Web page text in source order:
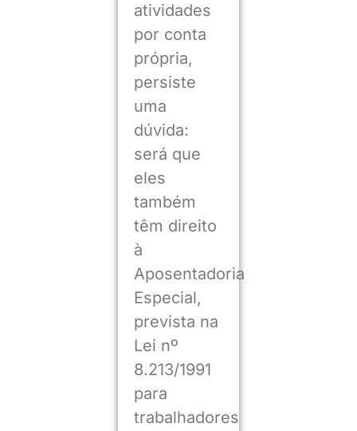
atividades
por conta
própria,
persiste
uma
dúvida:
será que
eles
também
têm direito
à
Aposentadoria
Especial,
prevista na
Lei nº
8.213/1991
para
trabalhadores